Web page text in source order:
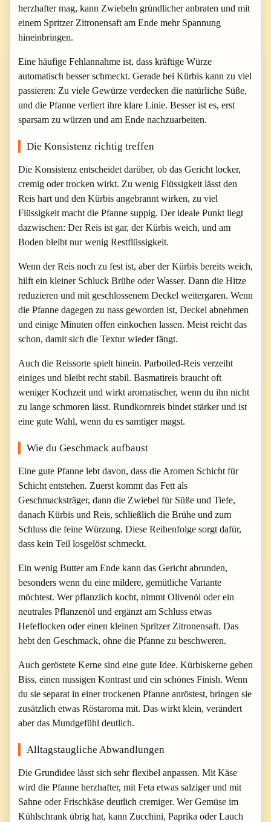
herzhafter mag, kann Zwiebeln gründlicher anbraten und mit
einem Spritzer Zitronensaft am Ende mehr Spannung
hineinbringen.
Eine häufige Fehlannahme ist, dass kräftige Würze
automatisch besser schmeckt. Gerade bei Kürbis kann zu viel
passieren: Zu viele Gewürze verdecken die natürliche Süße,
und die Pfanne verliert ihre klare Linie. Besser ist es, erst
sparsam zu würzen und am Ende nachzuarbeiten.
Die Konsistenz richtig treffen
Die Konsistenz entscheidet darüber, ob das Gericht locker,
cremig oder trocken wirkt. Zu wenig Flüssigkeit lässt den
Reis hart und den Kürbis angebrannt wirken, zu viel
Flüssigkeit macht die Pfanne suppig. Der ideale Punkt liegt
dazwischen: Der Reis ist gar, der Kürbis weich, und am
Boden bleibt nur wenig Restflüssigkeit.
Wenn der Reis noch zu fest ist, aber der Kürbis bereits weich,
hilft ein kleiner Schluck Brühe oder Wasser. Dann die Hitze
reduzieren und mit geschlossenem Deckel weitergaren. Wenn
die Pfanne dagegen zu nass geworden ist, Deckel abnehmen
und einige Minuten offen einkochen lassen. Meist reicht das
schon, damit sich die Textur wieder fängt.
Auch die Reissorte spielt hinein. Parboiled-Reis verzeiht
einiges und bleibt recht stabil. Basmatireis braucht oft
weniger Kochzeit und wirkt aromatischer, wenn du ihn nicht
zu lange schmoren lässt. Rundkornreis bindet stärker und ist
eine gute Wahl, wenn du es samtiger magst.
Wie du Geschmack aufbaust
Eine gute Pfanne lebt davon, dass die Aromen Schicht für
Schicht entstehen. Zuerst kommt das Fett als
Geschmacksträger, dann die Zwiebel für Süße und Tiefe,
danach Kürbis und Reis, schließlich die Brühe und zum
Schluss die feine Würzung. Diese Reihenfolge sorgt dafür,
dass kein Teil losgelöst schmeckt.
Ein wenig Butter am Ende kann das Gericht abrunden,
besonders wenn du eine mildere, gemütliche Variante
möchtest. Wer pflanzlich kocht, nimmt Olivenöl oder ein
neutrales Pflanzenöl und ergänzt am Schluss etwas
Hefeflocken oder einen kleinen Spritzer Zitronensaft. Das
hebt den Geschmack, ohne die Pfanne zu beschweren.
Auch geröstete Kerne sind eine gute Idee. Kürbiskerne geben
Biss, einen nussigen Kontrast und ein schönes Finish. Wenn
du sie separat in einer trockenen Pfanne anröstest, bringen sie
zusätzlich etwas Röstaroma mit. Das wirkt klein, verändert
aber das Mundgefühl deutlich.
Alltagstaugliche Abwandlungen
Die Grundidee lässt sich sehr flexibel anpassen. Mit Käse
wird die Pfanne herzhafter, mit Feta etwas salziger und mit
Sahne oder Frischkäse deutlich cremiger. Wer Gemüse im
Kühlschrank übrig hat, kann Zucchini, Paprika oder Lauch